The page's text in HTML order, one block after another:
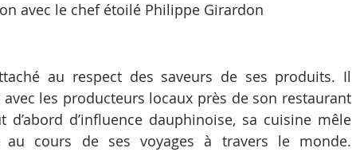
avec le chef étoilé Philippe Girardon
au respect des saveurs de ses produits. Il
les producteurs locaux près de son restaurant
d’influence dauphinoise, sa cuisine mêle
au cours de ses voyages à travers le monde.